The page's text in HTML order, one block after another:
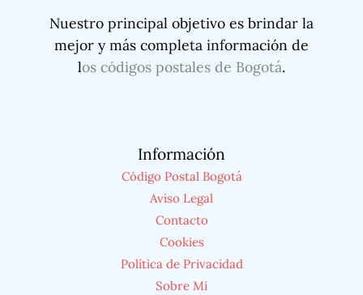
Nuestro principal objetivo es brindar la
mejor y más completa información de
los códigos postales de Bogotá.
Información
Código Postal Bogotá
Aviso Legal
Contacto
Cookies
Política de Privacidad
Sobre Mi